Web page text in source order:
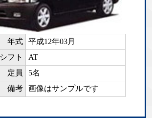
年式
平成12年03月
シフト
AT
定員
5名
備考
画像はサンプルです